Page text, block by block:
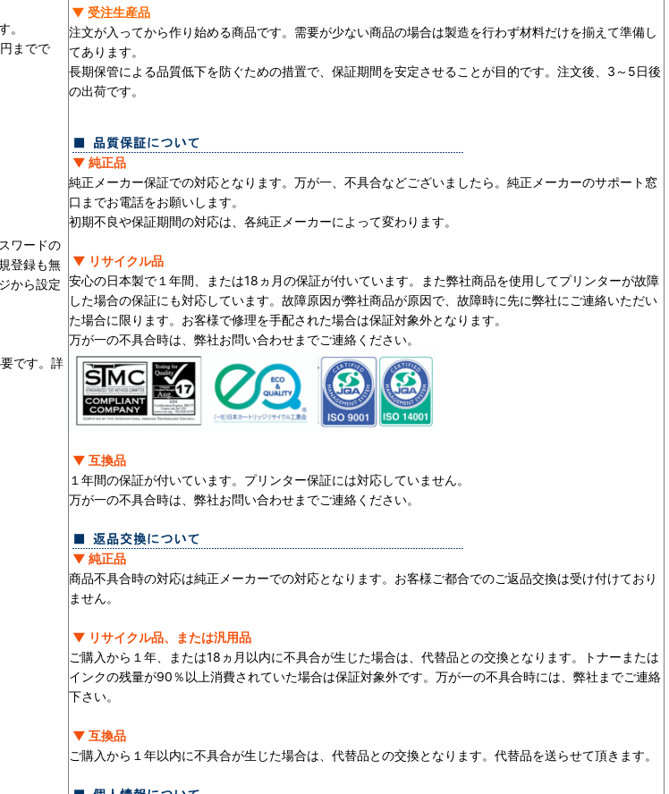
。
までで
ワードの
登録も無
から設定
です。詳
▼ 受注生産品
注文が入ってから作り始める商品です。需要が少ない商品の場合は製造を行わず材料だけを揃えて準備し
てあります。
長期保管による品質低下を防ぐための措置で、保証期間を安定させることが目的です。 注文後、3～5日後
の出荷です。
▼ 純正品
純正メーカー保証での対応となります。万が一、不具合などございましたら。純正メーカーのサポート窓
口までお電話をお願いします。
初期不良や保証期間の対応は、各純正メーカーによって変わります。
▼ リサイクル品
安心の日本製で１年間、または18ヵ月の保証が付いています。また弊社商品を使用してプリンターが故障
した場合の保証にも対応しています。故障原因が弊社商品が原因で、故障時に先に弊社にご連絡いただい
た場合に限ります。お客様で修理を手配された場合は保証対象外となります。
万が一の不具合時は、弊社お問い合わせまでご連絡ください。
▼ 互換品
１年間の保証が付いています。プリンター保証には対応していません。
万が一の不具合時は、弊社お問い合わせまでご連絡ください。
▼ 純正品
商品不具合時の対応は純正メーカーでの対応となります。お客様ご都合でのご返品交換は受け付けており
ません。
▼ リサイクル品、または汎用品
ご購入から１年、または18ヵ月以内に不具合が生じた場合は、代替品との交換となります。トナーまたは
インクの残量が90％以上消費されていた場合は保証対象外です。万が一の不具合時には、弊社までご連絡
下さい。
▼ 互換品
ご購入から１年以内に不具合が生じた場合は、代替品との交換となります。代替品を送らせて頂きます。